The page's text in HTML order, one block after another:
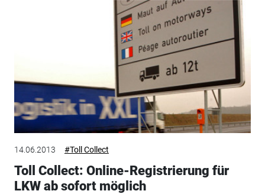
14.06.2013 #Toll Collect
Toll Collect: Online-Registrierung für
LKW ab sofort möglich